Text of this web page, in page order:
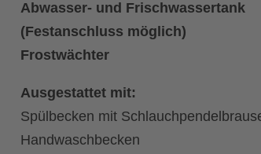
Abwasser- und Frischwassertank
(Festanschluss möglich)
Frostwächter
Ausgestattet mit:
Spülbecken mit
Handwaschbecken